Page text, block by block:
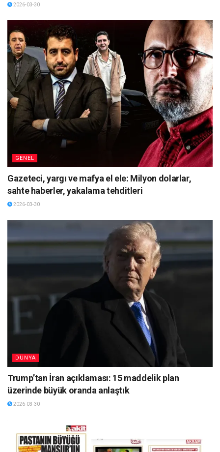
2026-03-30
GENEL
Gazeteci, yargı ve mafya el ele: Milyon dolarlar,
sahte haberler, yakalama tehditleri
2026-03-30
DÜNYA
Trump’tan İran açıklaması: 15 maddelik plan
üzerinde büyük oranda anlaştık
2026-03-30